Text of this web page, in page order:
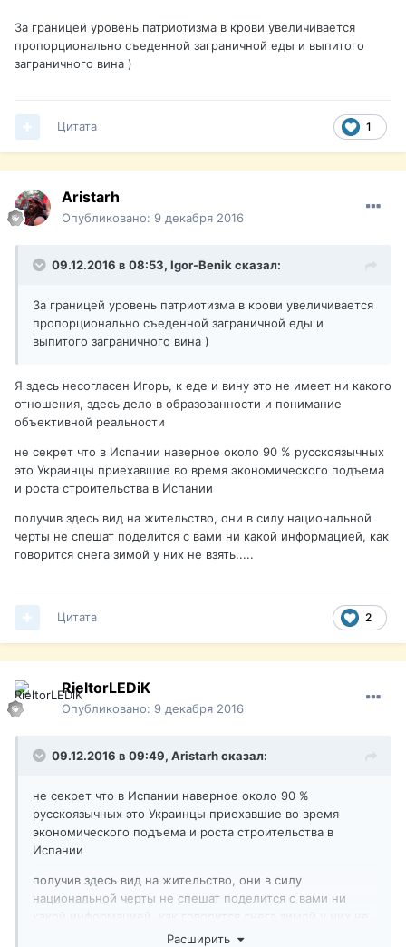
За границей уровень патриотизма в крови увеличивается
пропорционально съеденной заграничной еды и выпитого
заграничного вина )
1
Цитата
Aristarh
Опубликовано: 9 декабря 2016
09.12.2016 в 08:53, Igor-Benikсказал:
За границей уровень патриотизма в крови увеличивается
пропорционально съеденной заграничной еды и
выпитого заграничного вина )
Я здесь несогласен Игорь, к еде и вину это не имеет ни какого
отношения, здесь дело в образованности и понимание
объективной реальности
не секрет что в Испании наверное около 90 % русскоязычных
это Украинцы приехавшие во время экономического подъема
и роста строительства в Испании
получив здесь вид на жительство, они в силу национальной
черты не спешат поделится с вами ни какой информацией, как
говорится снега зимой у них не взять.....
2
Цитата
RieltorLEDiK
Опубликовано: 9 декабря 2016
09.12.2016 в 09:49, Aristarhсказал:
не секрет что в Испании наверное около 90 %
русскоязычных это Украинцы приехавшие во время
экономического подъема и роста строительства в
Испании
получив здесь вид на жительство, они в силу
национальной черты не спешат поделится с вами ни
какой информацией, как говорится снега зимой у них не
Расширить